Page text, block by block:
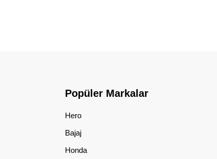
Popüler Markalar
Hero
Bajaj
Honda